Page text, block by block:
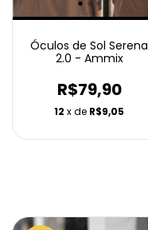
Óculos de Sol Serena
2.0 - Ammix
R$79,90
12 x de R$9,05